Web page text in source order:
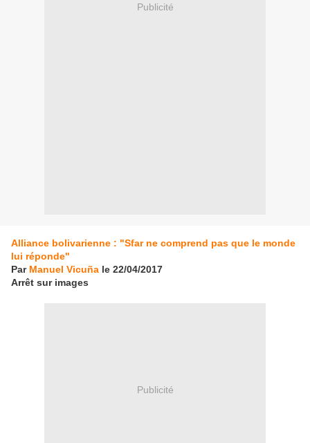
Publicité
Alliance bolivarienne : "Sfar ne comprend pas que le monde
lui réponde"
Par Manuel Vicuña le 22/04/2017
Arrêt sur images
Publicité